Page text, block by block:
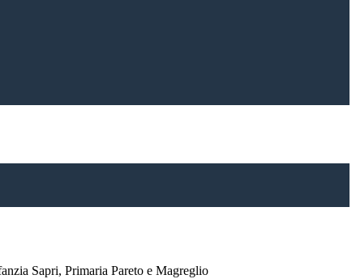
Sapri, Primaria Pareto e Magreglio